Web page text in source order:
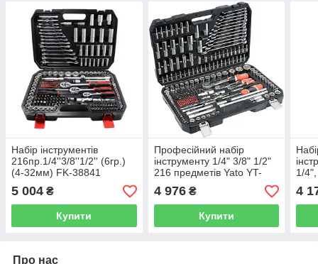
Набір інструментів
216пр.1/4''3/8''1/2'' (6гр.)
(4-32мм) FK-38841
5 004 ₴
Купити
Професійний набір
інструменту 1/4" 3/8" 1/2"
216 предметів Yato YT-
38841
4 976₴
Купити
1/
4
Про нас